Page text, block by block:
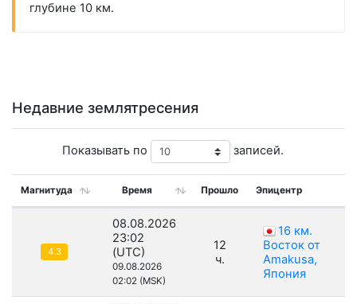
глубине 10 км.
Недавние землятресения
Показывать по записей.
Магнитуда Время Прошло Эпицентр
4.3
08.08.2026
23:02
(UTC)
09.08.2026
02:02 (MSK)
12
ч.
16 км.
Восток от
Amakusa,
Япония